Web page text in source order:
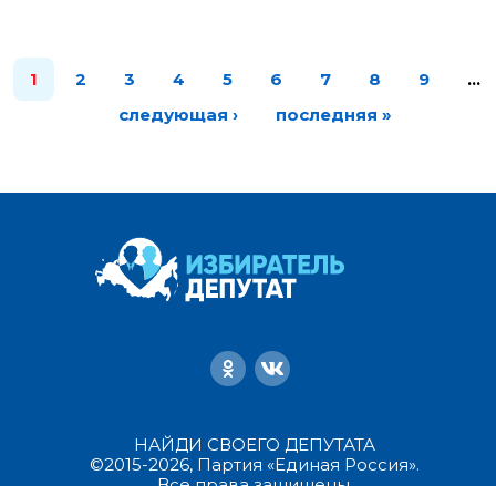
1 2 3 4 5 6 7 8 9
…
следующая ›
последняя »
НАЙДИ СВОЕГО ДЕПУТАТА
©2015-2026, Партия «Единая Россия».